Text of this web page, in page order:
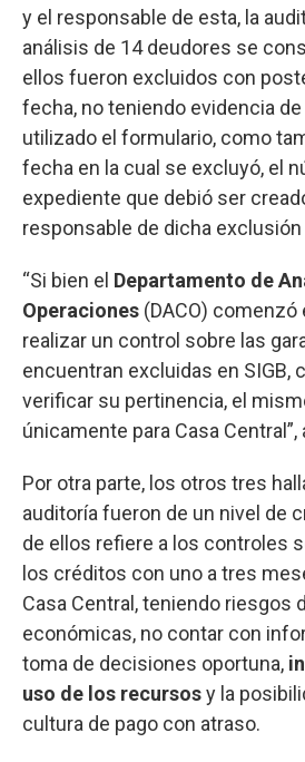
y el responsable de esta, la
análisis de 14 deudores se
ellos fueron excluidos con
fecha, no teniendo evidencia
utilizado el formulario, como
fecha en la cual se excluyó, el
expediente que debió ser
responsable de dicha exclusión
“Si bien el Departamento de
Operaciones (DACO) comenzó
realizar un control sobre las
encuentran excluidas en SIGB,
verificar su pertinencia, el
únicamente para Casa Central”,
Por otra parte, los otros tres
auditoría fueron de un nivel de
de ellos refiere a los controles
los créditos con uno a tres
Casa Central, teniendo riesgos
económicas, no contar con
toma de decisiones oportuna,
uso de los recursosy la
cultura de pago con atraso.